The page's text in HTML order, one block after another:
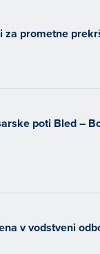
za prometne
poti Bled –
v vodstveni